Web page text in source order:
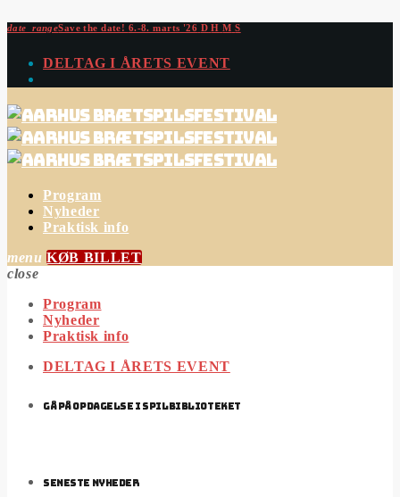
date_rangeSave the date! 6.-8. marts '26 D H M S
DELTAG I ÅRETS EVENT
Program
Nyheder
Praktisk info
menu KØB BILLET
close
Program
Nyheder
Praktisk info
DELTAG I ÅRETS EVENT
GÅ PÅ OPDAGELSE I SPILBIBLIOTEKET
SENESTE NYHEDER